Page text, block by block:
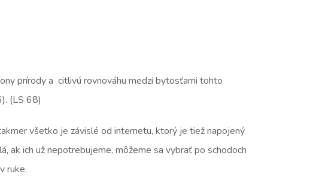
prírody a citlivú rovnováhu medzi bytosťami tohto
(LS 68)
všetko je závislé od internetu, ktorý je tiež napojený
ak ich už nepotrebujeme, môžeme sa vybrať po schodoch
ruke.